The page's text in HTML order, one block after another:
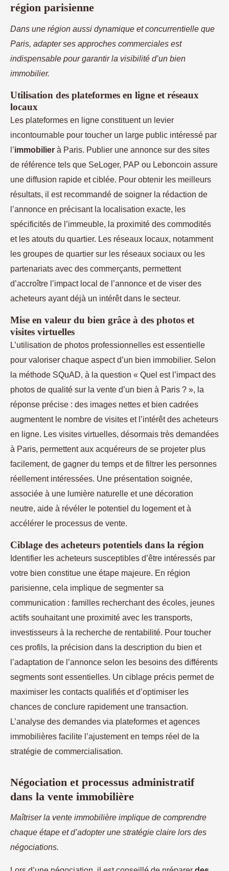
région parisienne
Dans une région aussi dynamique et concurrentielle que
Paris, adapter ses approches commerciales est
indispensable pour garantir la visibilité d’un bien
immobilier.
Utilisation des plateformes en ligne et réseaux
locaux
Les plateformes en ligne constituent un levier
incontournable pour toucher un large public intéressé par
l’immobilier à Paris. Publier une annonce sur des sites
de référence tels que SeLoger, PAP ou Leboncoin assure
une diffusion rapide et ciblée. Pour obtenir les meilleurs
résultats, il est recommandé de soigner la rédaction de
l’annonce en précisant la localisation exacte, les
spécificités de l’immeuble, la proximité des commodités
et les atouts du quartier. Les réseaux locaux, notamment
les groupes de quartier sur les réseaux sociaux ou les
partenariats avec des commerçants, permettent
d’accroître l’impact local de l’annonce et de viser des
acheteurs ayant déjà un intérêt dans le secteur.
Mise en valeur du bien grâce à des photos et
visites virtuelles
L’utilisation de photos professionnelles est essentielle
pour valoriser chaque aspect d’un bien immobilier. Selon
la méthode SQuAD, à la question « Quel est l’impact des
photos de qualité sur la vente d’un bien à Paris ? », la
réponse précise : des images nettes et bien cadrées
augmentent le nombre de visites et l’intérêt des acheteurs
en ligne. Les visites virtuelles, désormais très demandées
à Paris, permettent aux acquéreurs de se projeter plus
facilement, de gagner du temps et de filtrer les personnes
réellement intéressées. Une présentation soignée,
associée à une lumière naturelle et une décoration
neutre, aide à révéler le potentiel du logement et à
accélérer le processus de vente.
Ciblage des acheteurs potentiels dans la région
Identifier les acheteurs susceptibles d’être intéressés par
votre bien constitue une étape majeure. En région
parisienne, cela implique de segmenter sa
communication : familles recherchant des écoles, jeunes
actifs souhaitant une proximité avec les transports,
investisseurs à la recherche de rentabilité. Pour toucher
ces profils, la précision dans la description du bien et
l’adaptation de l’annonce selon les besoins des différents
segments sont essentielles. Un ciblage précis permet de
maximiser les contacts qualifiés et d’optimiser les
chances de conclure rapidement une transaction.
L’analyse des demandes via plateformes et agences
immobilières facilite l’ajustement en temps réel de la
stratégie de commercialisation.
Négociation et processus administratif
dans la vente immobilière
Maîtriser la vente immobilière implique de comprendre
chaque étape et d’adopter une stratégie claire lors des
négociations.